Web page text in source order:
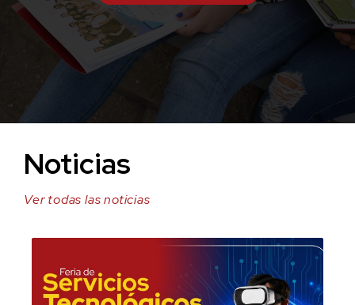
Noticias
Ver todas las noticias